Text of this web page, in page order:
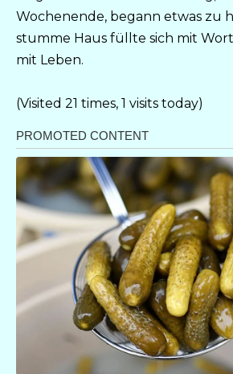
Wochenende, begann etwas zu
stumme Haus füllte sich mit
mit Leben.
(Visited 21 times, 1 visits today)